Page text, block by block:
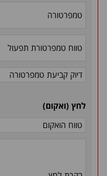
טמפרטורה
טווח טמפרטורת תפעול
דיוק קביעת טמפרטורה
לחץ (ואקום)
טווח הואקום